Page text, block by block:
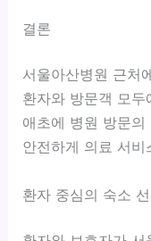
결론
서울아산병원 근처
환자와 방문객 모
애초에 병원 방문
안전하게 의료 서
환자 중심의 숙소